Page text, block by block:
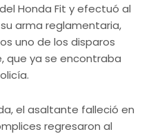
Honda Fit y efectuó al
arma reglamentaria,
uno de los disparos
que ya se encontraba
el asaltante falleció en
regresaron al